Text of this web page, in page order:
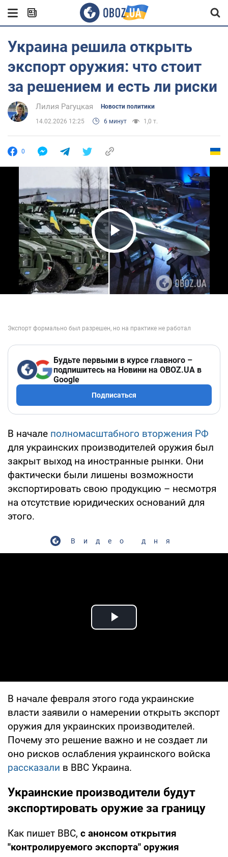
Украина решила открыть
экспорт оружия: что стоит
за решением и есть ли риски
Лилия Рагуцкая Новости политики
14.02.2026 12:25 6 минут 1,0 т.
0
Play Video
Будьте первыми в курсе главного –
подпишитесь на Новини на OBOZ.UA в
Google
Подписаться
В начале полномасштабного вторжения РФ
для украинских производителей оружия был
закрыт выход на иностранные рынки. Они
фактически были лишены возможности
экспортировать свою продукцию – несмотря
на отсутствие юридических оснований для
этого.
Видео дня
Play Video
В начале февраля этого года украинские
власти заявили о намерении открыть экспорт
оружия для украинских производителей.
Почему это решение важно и не создает ли
оно рисков ослабления украинского войска
рассказали в ВВС Украина.
Украинские производители будут
экспортировать оружие за границу
Как пишет ВВС, с анонсом открытия
"контролируемого экспорта" оружия